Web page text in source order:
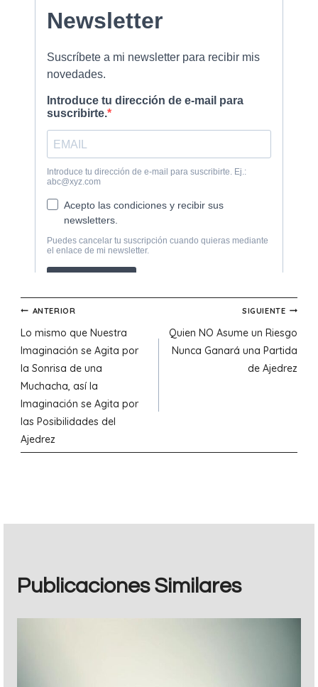
Navegación
de
entradas
ANTERIOR
Lo mismo que Nuestra
Imaginación se Agita por
la Sonrisa de una
Muchacha, así la
Imaginación se Agita por
las Posibilidades del
Ajedrez
SIGUIENTE
Quien NO Asume un Riesgo
Nunca Ganará una Partida
de Ajedrez
Publicaciones Similares